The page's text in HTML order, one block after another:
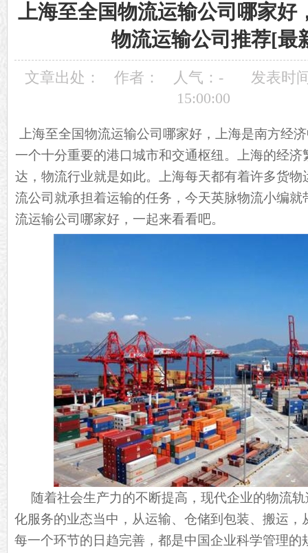
上海至全国物流运输公司哪家好
物流运输公司推荐[最
文章出处： 作者： 人气： -
发表时
15:00:00
上海至全国物流运输公司哪家好，上海是南方经
一个十分重要的港口城市和交通枢纽。上海的经
达，物流行业就是如此。上海每天都有着许多货
流公司就承担着运输的任务，今天英脉物流小编
流运输公司哪家好，一起来看看吧。
随着社会生产力的不断提高，现代企业的物流
化服务的业态当中，从运输、仓储到包装、搬运
每一个环节的日趋完善，都是中国企业科学管理